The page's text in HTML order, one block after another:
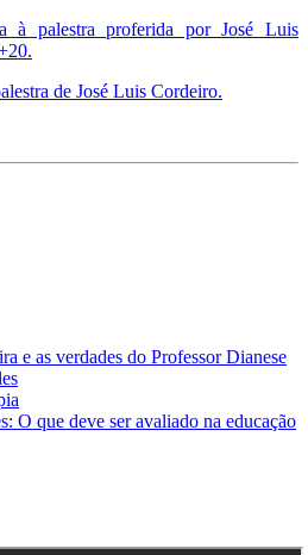
à palestra proferida por José Luis
de José Luis Cordeiro.
e as verdades do Professor Dianese
O que deve ser avaliado na educação